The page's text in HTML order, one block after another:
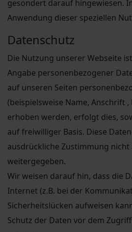
gesondert darauf hingewiesen.
Anwendung dieser speziellen
Datenschutz
Die Nutzung unserer Webseite
Angabe personenbezogener
auf unseren Seiten
(beispielsweise Name, Anschrift ,
erhoben werden, erfolgt dies,
auf freiwilliger Basis. Diese
ausdrückliche Zustimmung nicht
weitergegeben.
Wir weisen darauf hin, dass die
Internet (z.B. bei der
Sicherheitslücken aufweisen
Schutz der Daten vor dem